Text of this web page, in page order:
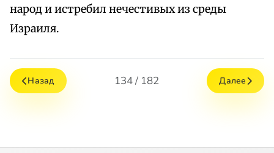
народ и истребил нечестивых из среды
Израиля.
Назад 134 / 182 Далее